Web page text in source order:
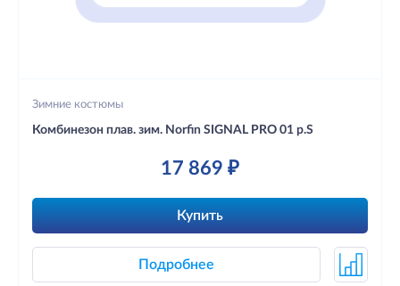
Зимние костюмы
Комбинезон плав. зим. Norfin SIGNAL PRO 01 р.S
17 869 ₽
Купить
Подробнее